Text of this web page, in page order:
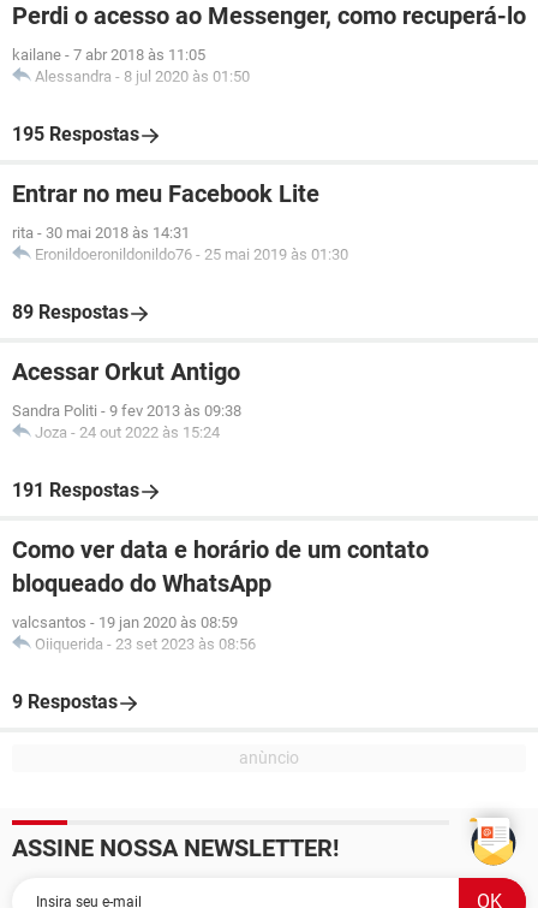
Perdi o acesso ao Messenger, como recuperá-lo
kailane - 7 abr 2018 às 11:05
Alessandra - 8 jul 2020 às 01:50
195 Respostas
Entrar no meu Facebook Lite
rita - 30 mai 2018 às 14:31
Eronildoeronildonildo76 - 25 mai 2019 às 01:30
89 Respostas
Acessar Orkut Antigo
Sandra Politi - 9 fev 2013 às 09:38
Joza - 24 out 2022 às 15:24
191 Respostas
Como ver data e horário de um contato
bloqueado do WhatsApp
valcsantos - 19 jan 2020 às 08:59
Oiiquerida - 23 set 2023 às 08:56
9 Respostas
ASSINE NOSSA NEWSLETTER!